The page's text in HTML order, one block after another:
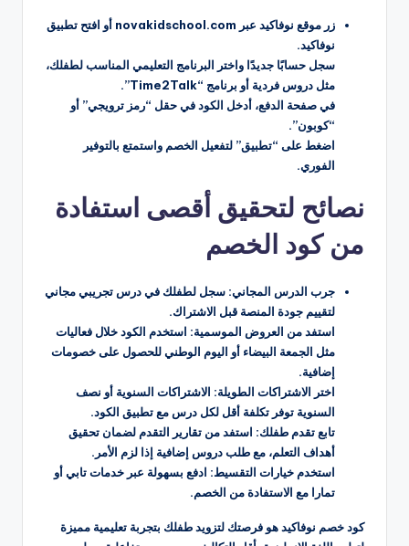
زر موقع نوفاكيد عبر novakidschool.com أو افتح تطبيق
نوفاكيد.
سجل حسابًا جديدًا واختر البرنامج التعليمي المناسب لطفلك،
مثل دروس فردية أو برنامج “Time2Talk”.
في صفحة الدفع، أدخل الكود في حقل “رمز ترويجي” أو
“كوبون”.
اضغط على “تطبيق” لتفعيل الخصم واستمتع بالتوفير
الفوري.
نصائح لتحقيق أقصى استفادة
من كود الخصم
جرب الدرس المجاني: سجل لطفلك في درس تجريبي مجاني
لتقييم جودة المنصة قبل الاشتراك.
استفد من العروض الموسمية: استخدم الكود خلال فعاليات
مثل الجمعة البيضاء أو اليوم الوطني للحصول على خصومات
إضافية.
اختر الاشتراكات الطويلة: الاشتراكات السنوية أو نصف
السنوية توفر تكلفة أقل لكل درس مع تطبيق الكود.
تابع تقدم طفلك: استفد من تقارير التقدم لضمان تحقيق
أهداف التعلم، مع طلب دروس إضافية إذا لزم الأمر.
استخدم خيارات التقسيط: ادفع بسهولة عبر خدمات تابي أو
تمارا مع الاستفادة من الخصم.
كود خصم نوفاكيد هو فرصتك لتزويد طفلك بتجربة تعليمية مميزة